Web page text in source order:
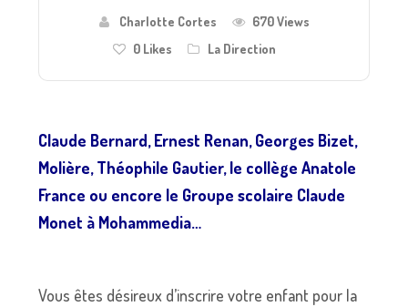
Charlotte Cortes
670 Views
0Likes La Direction
Claude Bernard, Ernest Renan, Georges Bizet,
Molière, Théophile Gautier, le collège Anatole
France ou encore le Groupe scolaire Claude
Monet à Mohammedia…
Vous êtes désireux d’inscrire votre enfant pour la